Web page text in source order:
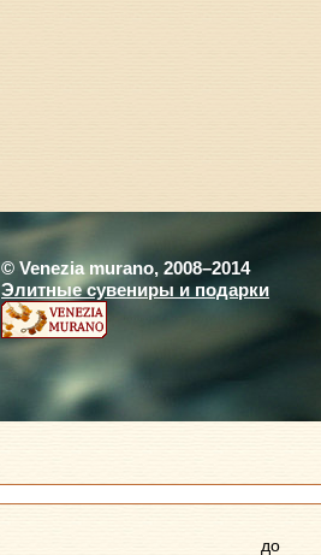
© Venezia murano, 2008–2014
Элитные сувениры и подарки
до